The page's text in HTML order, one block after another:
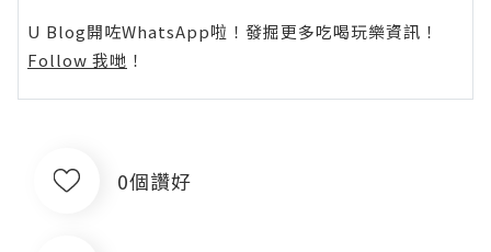
U Blog開咗WhatsApp啦！發掘更多吃喝玩樂資訊！
Follow 我哋 ！
0個讚好